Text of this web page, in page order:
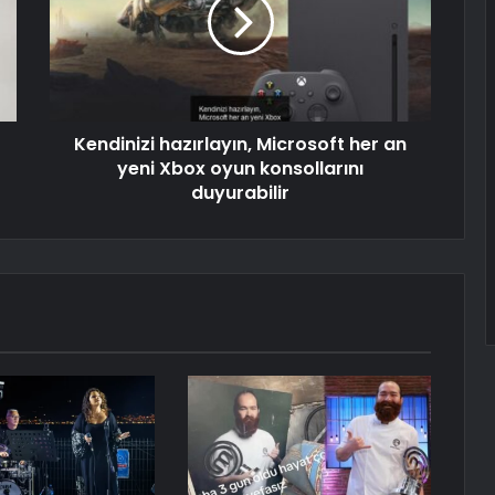
Kendinizi hazırlayın, Microsoft her an
yeni Xbox oyun konsollarını
duyurabilir